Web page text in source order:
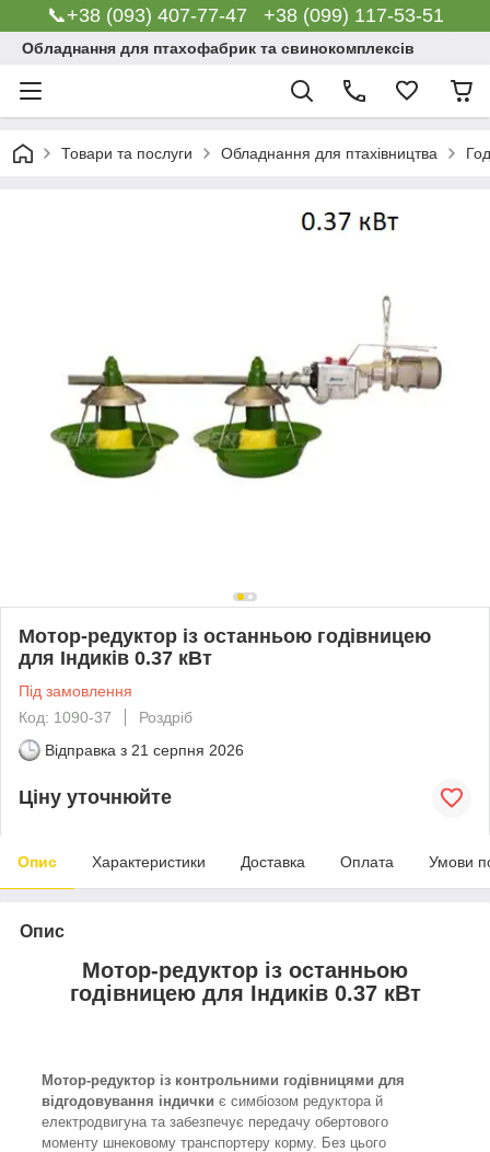
📞+38 (093) 407-77-47 +38 (099) 117-53-51
Обладнання для птахофабрик та свинокомплексів
Товари та послуги Обладнання для птахівництва
Мотор-редуктор із останньою годівницею
для Індиків 0.37 кВт
Під замовлення
Код: 1090-37
Роздріб
Відправка з 21 серпня 2026
Ціну уточнюйте
Опис Характеристики Доставка Оплата Умови
Опис
Мотор-редуктор із останньою
годівницею для Індиків 0.37 кВт
Мотор-редуктор із контрольними годівницями для
відгодовування індички є симбіозом редуктора й
електродвигуна та забезпечує передачу обертового
моменту шнековому транспортеру корму. Без цього